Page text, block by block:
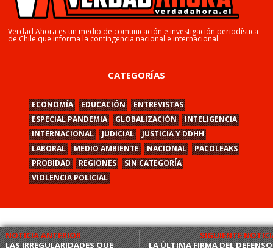
NOTICIA ANTERIOR
LAS IRREGULARIDADES QUE
SIGUIENTE
LA ÚLTIMA FIRMA DEL
Verdad Ahora es un medio de comunicación e investigación periodística
de Chile que informa la contingencia nacional e internacional.
CATEGORÍAS
ECONOMÍA EDUCACIÓN
ENTREVISTAS
ESPECIAL PANDEMIA
GLOBALIZACIÓN
INTELIGENCIA
INTERNACIONAL
JUDICIAL
JUSTICIA Y DDHH
LABORAL
MEDIO AMBIENTE NACIONAL
PACOLEAKS
PROBIDAD
REGIONES
SIN CATEGORÍA
VIOLENCIA POLICIAL